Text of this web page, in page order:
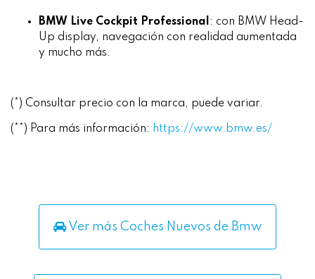
BMW Live Cockpit Professional : con BMW Head-
Up display, navegación con realidad aumentada
y mucho más.
(*) Consultar precio con la marca, puede variar.
(**) Para más información: https://www.bmw.es/
Ver más Coches Nuevos de Bmw